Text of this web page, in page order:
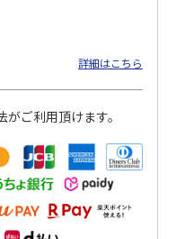
(送料・税込)
詳細はこちら
ご利用頂けます。